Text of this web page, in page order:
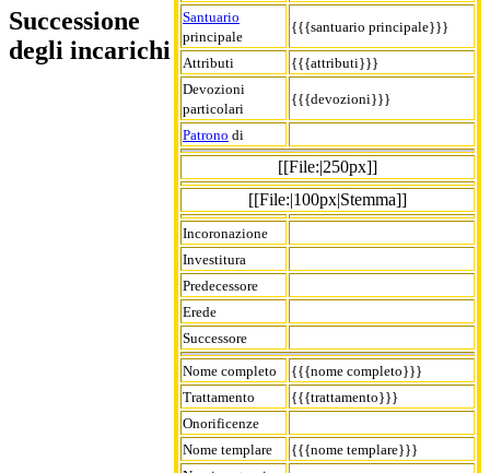
Santuario
principale
{{{santuario principale}}}
Attributi
{{{attributi}}}
Devozioni
particolari
{{{devozioni}}}
Patrono di
[[File:|250px]]
[[File:|100px|Stemma]]
Incoronazione
Investitura
Predecessore
Erede
Successore
Nome completo
{{{nome completo}}}
Trattamento
{{{trattamento}}}
Onorificenze
Nome templare
{{{nome templare}}}
Successione
degli incarichi